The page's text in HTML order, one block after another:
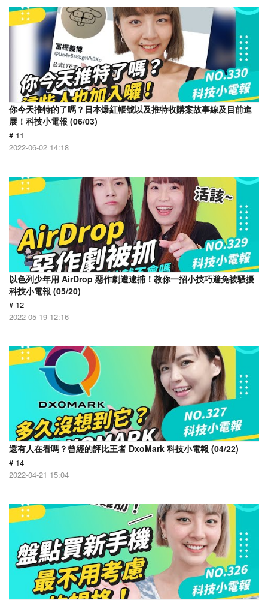
你今天推特的了嗎？日本爆紅帳號以及推特收購案故事線及目前進
展！科技小電報 (06/03)
# 11
2022-06-02 14:18
以色列少年用 AirDrop 惡作劇遭逮捕！教你一招小技巧避免被騷擾
科技小電報 (05/20)
# 12
2022-05-19 12:16
還有人在看嗎？曾經的評比王者 DxoMark 科技小電報 (04/22)
# 14
2022-04-21 15:04